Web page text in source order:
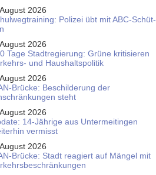
2026
Poli­zei übt mit ABC-Schüt­
2026
Tage Stadtregierung: Grüne kritisieren
und Haushaltspolitik
2026
Brücke: Beschilderung der
steht
2026
14-Jährige aus Untermeitingen
vermisst
2026
Brücke: Stadt reagiert auf Mängel mit